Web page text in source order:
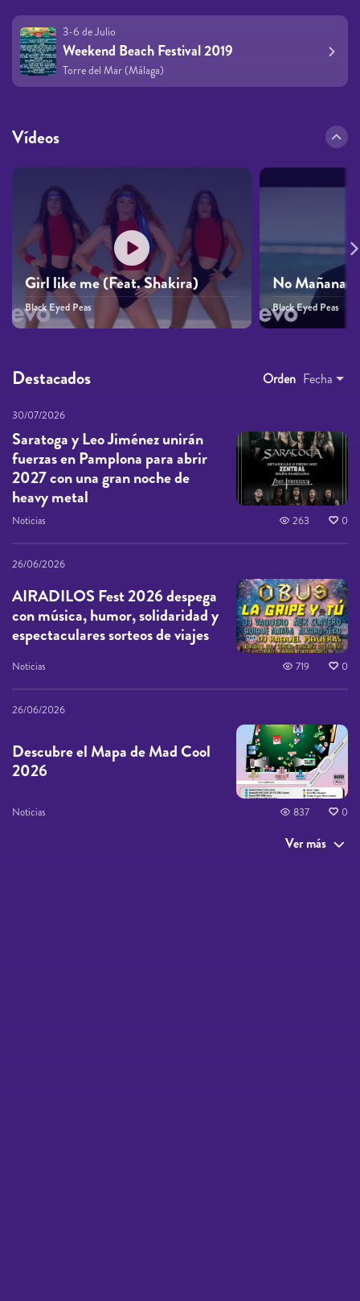
3-6 de Julio
Weekend Beach Festival 2019
Torre del Mar (Málaga)
Vídeos
Girl like me (Feat. Shakira)
Black Eyed Peas
No Mañana
Black Eyed Peas
Destacados Orden Fecha
30/07/2026
Saratoga y Leo Jiménez unirán
fuerzas en Pamplona para abrir
2027 con una gran noche de
heavy metal
Noticias 263 0
26/06/2026
AIRADILOS Fest 2026 despega
con música, humor, solidaridad y
espectaculares sorteos de viajes
Noticias 719 0
26/06/2026
Descubre el Mapa de Mad Cool
2026
Noticias 837 0
Ver más